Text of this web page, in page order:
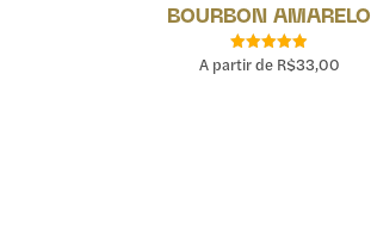
BOURBON AMARELO
Avaliação
A partir de R$33,00